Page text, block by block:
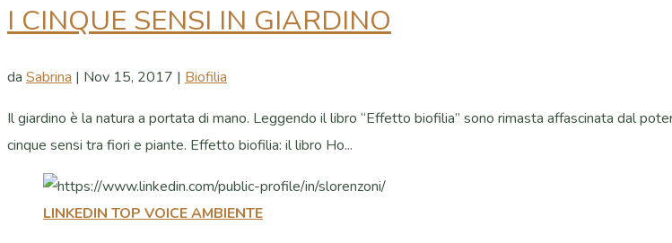
I CINQUE SENSI IN GIARDINO
da Sabrina | Nov 15, 2017 | Biofilia
Il giardino è la natura a portata di mano. Leggendo il libro “Effetto biofilia” sono rimasta affascinata dal
cinque sensi tra fiori e piante. Effetto biofilia: il libro Ho...
LINKEDIN TOP VOICE AMBIENTE